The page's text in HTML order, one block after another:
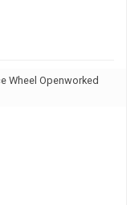
Wheel Openworked